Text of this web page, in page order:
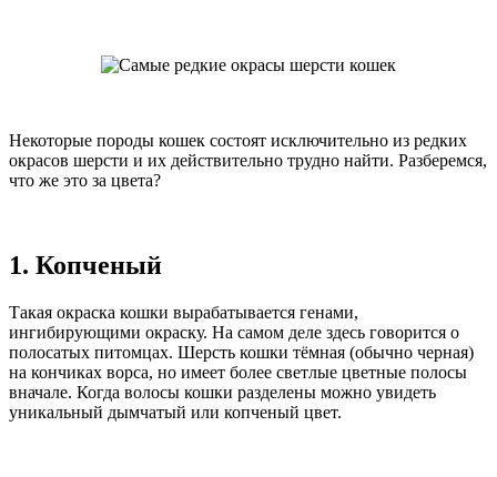
Некоторые породы кошек состоят исключительно из редких
окрасов шерсти и их действительно трудно найти. Разберемся,
что же это за цвета?
1. Копченый
Такая окраска кошки вырабатывается генами,
ингибирующими окраску. На самом деле здесь говорится о
полосатых питомцах. Шерсть кошки тёмная (обычно черная)
на кончиках ворса, но имеет более светлые цветные полосы
вначале. Когда волосы кошки разделены можно увидеть
уникальный дымчатый или копченый цвет.